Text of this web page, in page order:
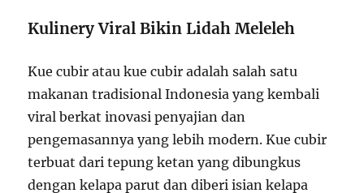
Kulinery Viral Bikin Lidah Meleleh
Kue cubir atau kue cubir adalah salah satu
makanan tradisional Indonesia yang kembali
viral berkat inovasi penyajian dan
pengemasannya yang lebih modern. Kue cubir
terbuat dari tepung ketan yang dibungkus
dengan kelapa parut dan diberi isian kelapa